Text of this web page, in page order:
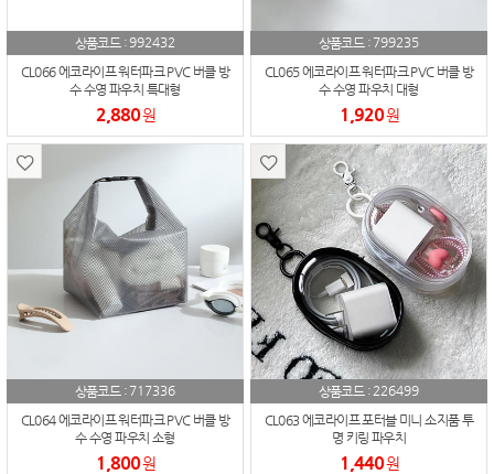
상품코드 :992432
CL066 에코라이프 워터파크 PVC 버클 방
수 수영 파우치 특대형
2,880원
상품코드 : 799235
CL065 에코라이프 워터파크 PVC 버클 방
수 수영 파우치 대형
1,920원
상품코드 : 717336
CL064 에코라이프 워터파크 PVC 버클 방
수 수영 파우치 소형
1,800원
상품코드 :226499
CL063 에코라이프 포터블 미니 소지품 투
명 키링 파우치
1,440원